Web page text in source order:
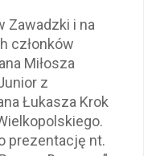
Zawadzki i na
członków
Miłosza
z
Łukasza Krok
prezentację nt.